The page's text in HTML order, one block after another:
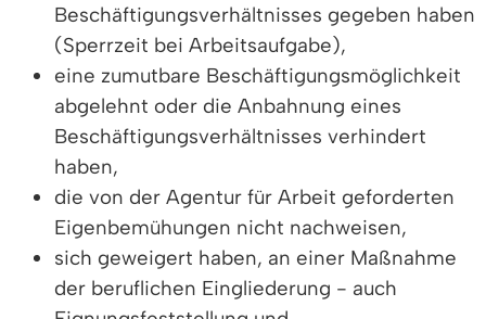
Beschäftigungsverhältnisses gegeben haben
(Sperrzeit bei Arbeitsaufgabe),
eine zumutbare Beschäftigungsmöglichkeit
abgelehnt oder die Anbahnung eines
Beschäftigungsverhältnisses verhindert
haben,
die von der Agentur für Arbeit geforderten
Eigenbemühungen nicht nachweisen,
sich geweigert haben, an einer Maßnahme
der beruflichen Eingliederung - auch